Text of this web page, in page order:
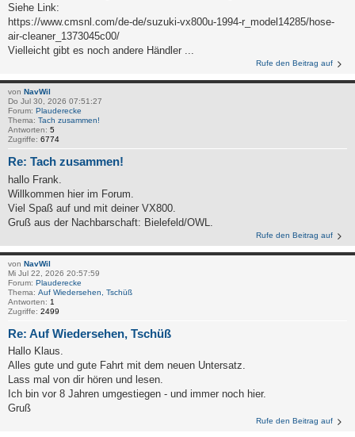
Siehe Link:
https://www.cmsnl.com/de-de/suzuki-vx800u-1994-r_model14285/hose-
air-cleaner_1373045c00/
Vielleicht gibt es noch andere Händler ...
Rufe den Beitrag auf
von NavWil
Do Jul 30, 2026 07:51:27
Forum: Plauderecke
Thema: Tach zusammen!
Antworten: 5
Zugriffe: 6774
Re: Tach zusammen!
hallo Frank.
Willkommen hier im Forum.
Viel Spaß auf und mit deiner VX800.
Gruß aus der Nachbarschaft: Bielefeld/OWL.
Rufe den Beitrag auf
von NavWil
Mi Jul 22, 2026 20:57:59
Forum: Plauderecke
Thema: Auf Wiedersehen, Tschüß
Antworten: 1
Zugriffe: 2499
Re: Auf Wiedersehen, Tschüß
Hallo Klaus.
Alles gute und gute Fahrt mit dem neuen Untersatz.
Lass mal von dir hören und lesen.
Ich bin vor 8 Jahren umgestiegen - und immer noch hier.
Gruß
Rufe den Beitrag auf